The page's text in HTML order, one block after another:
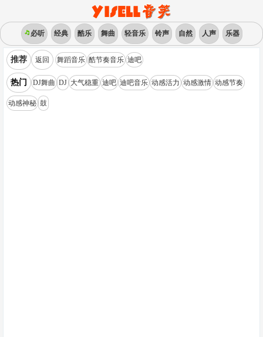
必听 经典 酷乐 舞曲 轻音乐 铃声 自然 人声 乐器
推荐 返回 舞蹈音乐 酷节奏音乐 迪吧
热门 DJ舞曲 DJ 大气稳重 迪吧 迪吧音乐 动感活力 动感激情 动感节奏
动感神秘 鼓